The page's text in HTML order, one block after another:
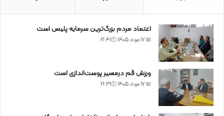
اعتماد مردم بزرگ‌ترین سرمایه پلیس است
📅 17 مرداد 1405 🕙21:41
ورزش قم درمسیر پوست‌اندازی است
📅 17 مرداد 1405 🕙21:31